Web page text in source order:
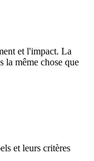
et l'impact. La
la même chose que
et leurs critères